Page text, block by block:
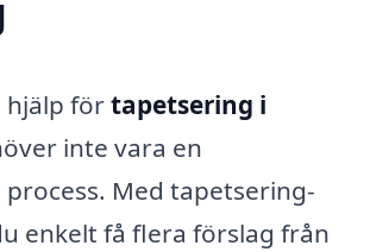
förtapetsering i
inte vara en
Med tapetsering-
enkelt få flera förslag från